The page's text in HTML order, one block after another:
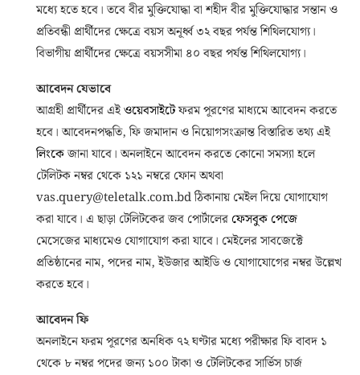
মধ্যে হতে হবে। তবে বীর মুক্তিযোদ্ধা বা শহীদ বীর মুক্তিযোদ্ধার সন্তান ও
প্রতিবন্ধী প্রার্থীদের ক্ষেত্রে বয়স অনূর্ধ্ব ৩২ বছর পর্যন্ত শিথিলযোগ্য।
বিভাগীয় প্রার্থীদের ক্ষেত্রে বয়সসীমা ৪০ বছর পর্যন্ত শিথিলযোগ্য।
আবেদন যেভাবে
আগ্রহী প্রার্থীদের এইওয়েবসাইটেফরম পূরণের মাধ্যমে আবেদন করতে
হবে। আবেদনপদ্ধতি, ফি জমাদান ও নিয়োগসংক্রান্ত বিস্তারিত তথ্য এই
লিংকেজানা যাবে। অনলাইনে আবেদন করতে কোনো সমস্যা হলে
টেলিটক নম্বর থেকে ১২১ নম্বরে ফোন অথবা
vas.query@teletalk.com.bd ঠিকানায় মেইল দিয়ে যোগাযোগ
করা যাবে। এ ছাড়া টেলিটকের জব পোর্টালের ফেসবুক পেজে
মেসেজের মাধ্যমেও যোগাযোগ করা যাবে। মেইলের সাবজেক্টে
প্রতিষ্ঠানের নাম, পদের নাম, ইউজার আইডি ও যোগাযোগের নম্বর উল্লেখ
করতে হবে।
আবেদন ফি
অনলাইনে ফরম পূরণের অনধিক ৭২ ঘণ্টার মধ্যে পরীক্ষার ফি বাবদ ১
থেকে ৮ নম্বর পদের জন্য ১০০ টাকা ও টেলিটকের সার্ভিস চার্জ